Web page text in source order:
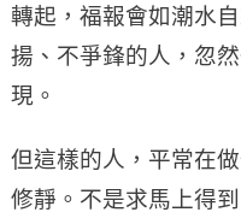
轉起，福報會如潮水
揚、不爭鋒的人，忽
現。
但這樣的人，平常在
修靜。不是求馬上得